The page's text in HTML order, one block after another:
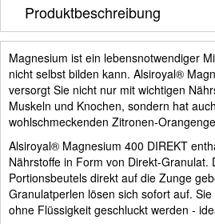
Produktbeschreibung
Magnesium ist ein lebensnotwendiger
nicht selbst bilden kann. Alsiroyal®
versorgt Sie nicht nur mit wichtigen
Muskeln und Knochen, sondern hat
wohlschmeckenden Zitronen-
Alsiroyal® Magnesium 400 DIREKT
Nährstoffe in Form von Direkt-Granulat.
Portionsbeutels direkt auf die Zunge
Granulatperlen lösen sich sofort auf.
ohne Flüssigkeit geschluckt werden -